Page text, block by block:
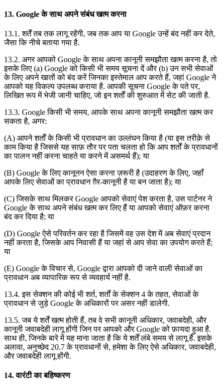
13. Google के साथ अपने संबंध खत्म करना
13.1. शर्तें तब तक लागू रहेंगी, जब तक आप या Google उन्हें बंद नहीं कर देते,
जैसा कि नीचे बताया गया है.
13.2. अगर आपको Google के साथ अपना कानूनी समझौता खत्म करना है, तो
इसके लिए (a) Google को किसी भी समय सूचना दें और (b) उन सभी सेवाओं
के लिए अपने खातों को बंद करें जिनका इस्तेमाल आप करते हैं, जहां Google ने
आपको यह विकल्प उपलब्ध कराया है. आपकी सूचना Google के पते पर,
लिखित रूप में भेजी जानी चाहिए, जो इन शर्तों की शुरुआत में सेट की जाती है.
13.3. Google किसी भी समय, आपके साथ अपना कानूनी समझौता खत्म कर
सकता है, अगर:
(A) आपने शर्तों के किसी भी प्रावधान का उल्लंघन किया है (या इस तरीक़े से
काम किया है जिससे यह साफ़ तौर पर पता चलता हो कि आप शर्तों के प्रावधानों
का पालन नहीं करना चाहते या करने में असमर्थ हैं); या
(B) Google के लिए कानूनन ऐसा करना ज़रूरी है (उदाहरण के लिए, जहाँ
आपके लिए सेवाओं का प्रावधान ग़ैर-कानूनी है या बन जाता है); या
(C) जिसके साथ मिलकर Google आपको सेवाएं पेश करता है, उस पार्टनर ने
Google के साथ अपने संबंध खत्म कर लिए हैं या आपको सेवाएं ऑफ़र करना
बंद कर दिया है; या
(D) Google ऐसे परिवर्तन कर रहा है जिसमें वह उस देश में अब सेवाएं प्रदान
नहीं करता है, जिसके आप निवासी हैं या जहां से आप सेवा का उपयोग करते हैं;
या
(E) Google के विचार से, Google द्वारा आपको दी जाने वाली सेवाओं का
प्रावधान अब व्यापारिक रूप से व्यवहार्य नहीं है.
13.4. इस सेक्शन की कोई भी शर्त, शर्तों के सेक्शन 4 के तहत, सेवाओं के
प्रावधान से जुड़े Google के अधिकारों पर असर नहीं डालेगी.
13.5. जब ये शर्तें खत्म होती हैं, तब वे सभी कानूनी अधिकार, जवाबदेही, और
कानूनी जवाबदेही लागू होंगी जिन पर आपको और Google को फ़ायदा हुआ है.
साथ ही, जिनके बारे में यह माना जाता है कि ये शर्तें लंबे समय से लागू हैं. इसके
अलावा, अनुच्छेद 20.7 के प्रावधानों से, हमेशा के लिए ऐसे अधिकार, जवाबदेही,
और जवाबदेही लागू होंगी.
14. वारंटी का बहिष्करण